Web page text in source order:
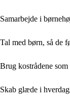
Samarbejde i
Tal med børn, så de
Brug kostrådene
Skab glæde i